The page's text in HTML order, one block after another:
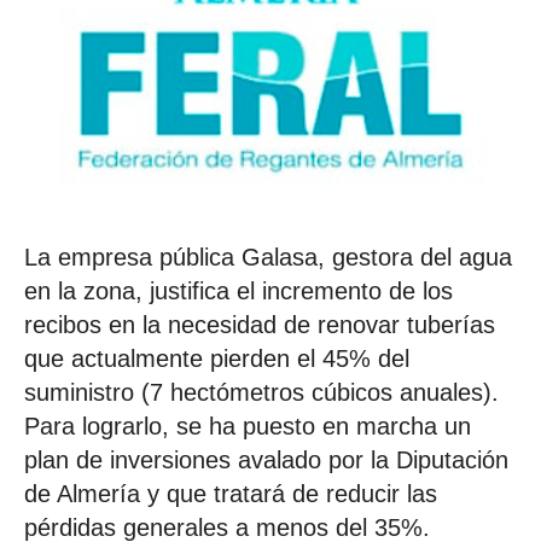
La empresa pública Galasa, gestora del agua
en la zona, justifica el incremento de los
recibos en la necesidad de renovar tuberías
que actualmente pierden el 45% del
suministro (7 hectómetros cúbicos anuales).
Para lograrlo, se ha puesto en marcha un
plan de inversiones avalado por la Diputación
de Almería y que tratará de reducir las
pérdidas generales a menos del 35%.